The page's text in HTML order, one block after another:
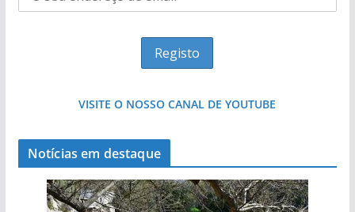
VISITE O NOSSO CANAL DE YOUTUBE
Notícias em destaque